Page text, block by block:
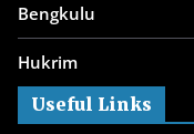
Bengkulu
Hukrim
Useful Links